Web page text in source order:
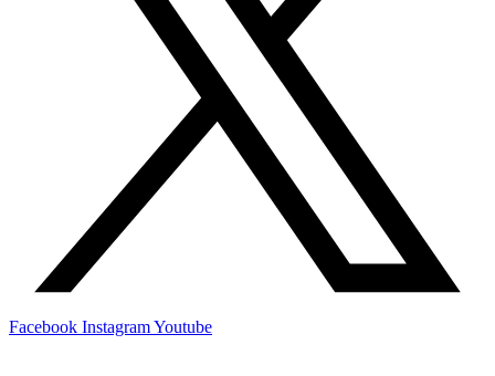
Facebook InstagramYoutube